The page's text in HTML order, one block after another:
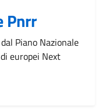
Pnrr
Piano Nazionale
europei Next